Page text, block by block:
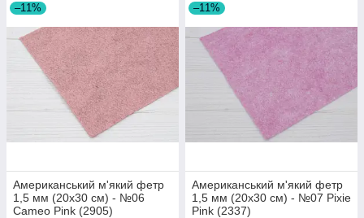
–11%
Американський м'який фетр
1,5 мм (20х30 см) - №06
Cameo Pink (2905)
–11%
Американський м'який фетр
1,5 мм (20х30 см) - №07 Pixie
Pink (2337)